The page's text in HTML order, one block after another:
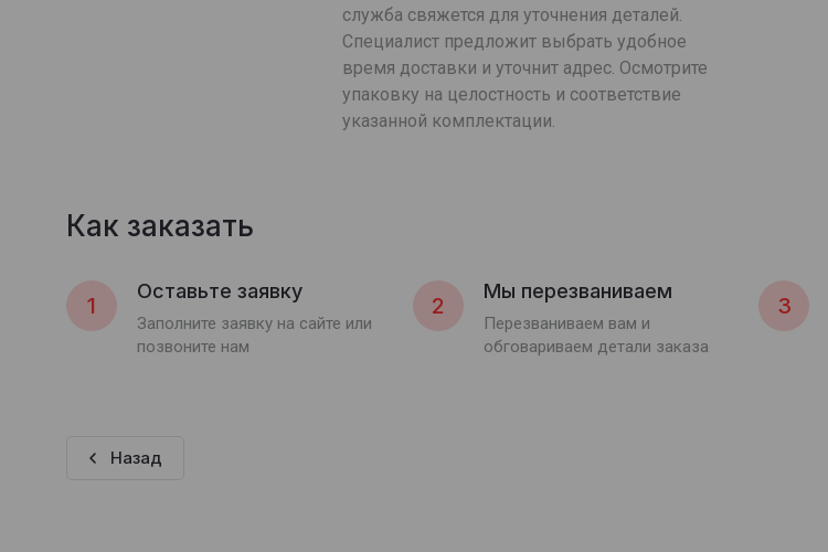
служба свяжется для уточнения деталей.
Специалист предложит выбрать удобное
время доставки и уточнит адрес. Осмотрите
упаковку на целостность и соответствие
указанной комплектации.
Как заказать
1
Оставьте заявку
Заполните заявку на сайте или
позвоните нам
2
Мы перезваниваем
Перезваниваем вам и
обговариваем детали заказа
3
Назад